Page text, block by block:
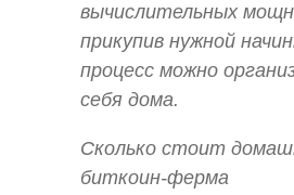
вычислительных
прикупив нужной
процесс можно
себя дома.
Сколько стоит
биткоин-ферма